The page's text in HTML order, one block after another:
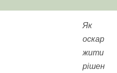
Як
оскар
жити
рішен